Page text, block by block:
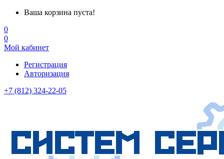
Ваша корзина пуста!
0
0
Мой кабинет
Регистрация
Авторизация
+7 (812) 324-22-05